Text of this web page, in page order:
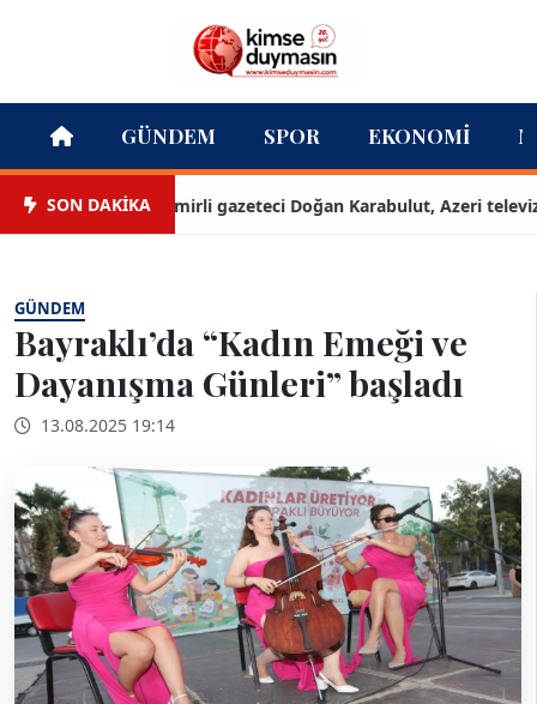
GÜNDEM SPOR EKONOMI
SON DAKİKAİzmirli gazeteci Doğan Karabulut, Azeri
GÜNDEM
Bayraklı’da “Kadın Emeği ve
Dayanışma Günleri” başladı
13.08.2025 19:14